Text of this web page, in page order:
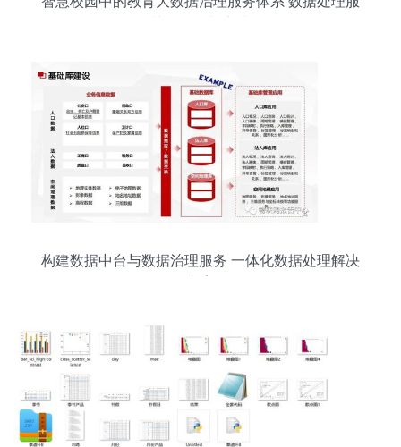
构建数据中台与数据治理服务 一体化数据处理解决